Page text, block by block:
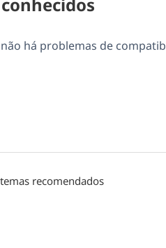
há problemas de
recomendados